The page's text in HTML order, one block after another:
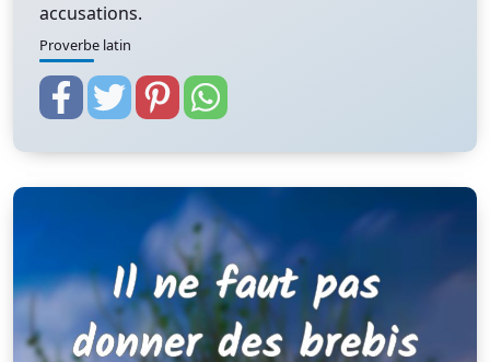
accusations.
Proverbe latin